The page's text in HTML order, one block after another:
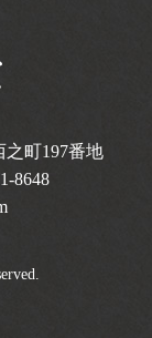
之町197番地
8648